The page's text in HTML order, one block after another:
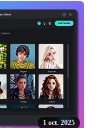
1 oct. 2025